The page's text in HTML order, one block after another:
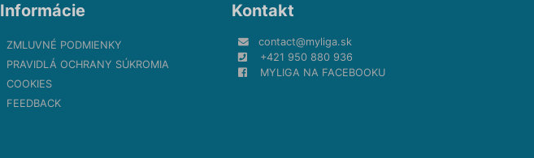
Informácie
ZMLUVNÉ PODMIENKY
PRAVIDLÁ OCHRANY SÚKROMIA
COOKIES
FEEDBACK
Kontakt
contact@myliga.sk
+421 950 880 936
MYLIGA NA FACEBOOKU